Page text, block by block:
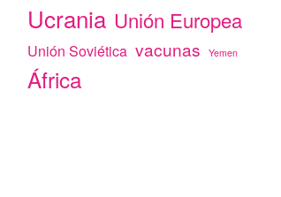
Ucrania Unión Europea
Unión Soviética vacunas Yemen
África